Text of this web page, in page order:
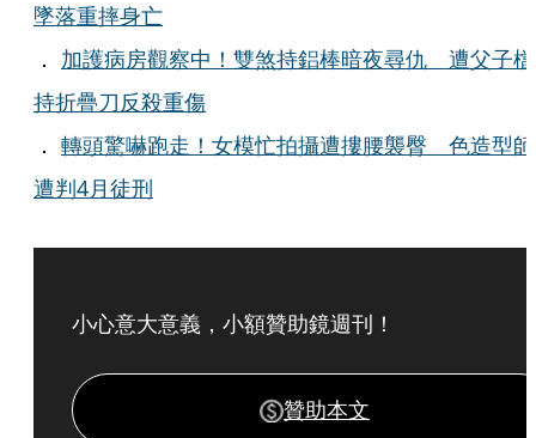
墜落重摔身亡
． 加護病房觀察中！雙煞持鋁棒暗夜尋仇 遭父子檔
持折疊刀反殺重傷
． 轉頭驚嚇跑走！女模忙拍攝遭摟腰襲臀 色造型師
遭判4月徒刑
小心意大意義，小額贊助鏡週刊！
贊助本文